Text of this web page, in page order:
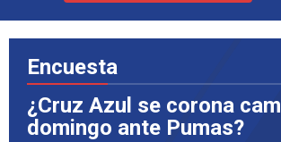
Encuesta
¿Cruz Azul se corona
domingo ante Pumas?